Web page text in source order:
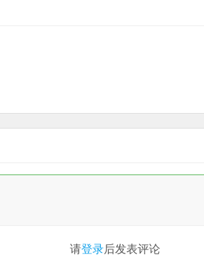
请登录后发表评论